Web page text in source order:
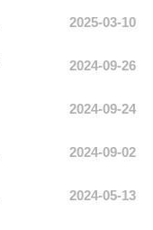
2025-03-10
2024-09-26
2024-09-24
2024-09-02
2024-05-13